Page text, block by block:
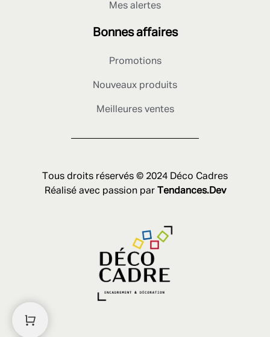
Mes alertes
Bonnes affaires
Promotions
Nouveaux produits
Meilleures ventes
Tous droits réservés © 2024 Déco Cadres
Réalisé avec passion par
Tendances.Dev